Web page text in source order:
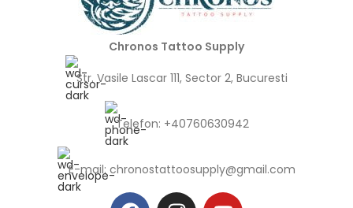
Chronos Tattoo Supply
Str. Vasile Lascar 111, Sector 2, Bucuresti
Telefon: +40760630942
E-mail:chronostattoosupply@gmail.com